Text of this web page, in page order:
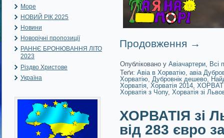
Море
НОВИЙ РІК 2025
Новини
Новорічні пропозиції
РАННЄ БРОНЮВАННЯ ЛІТО
2023
Різдво Христове
Україна
Продовження →
Опубліковано у Авіачартери, Всі
Теґи: Авіа в Хорватію, авіа
Хорватію, Дубровнік дешево,
Хорватія, Хорватія 2014,
Хорватія з Чопу, Хорватія зі
ХОРВАТІЯ зі
від 283 євро